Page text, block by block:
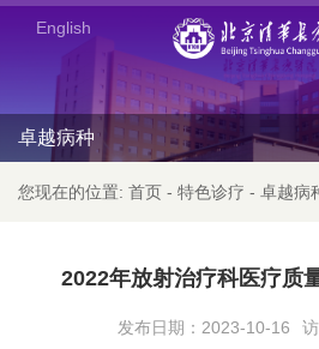
English
卓越病种
您现在的位置: 首页 - 特色诊疗 - 卓越病
2022年放射治疗科医疗质
发布日期：2023-10-16